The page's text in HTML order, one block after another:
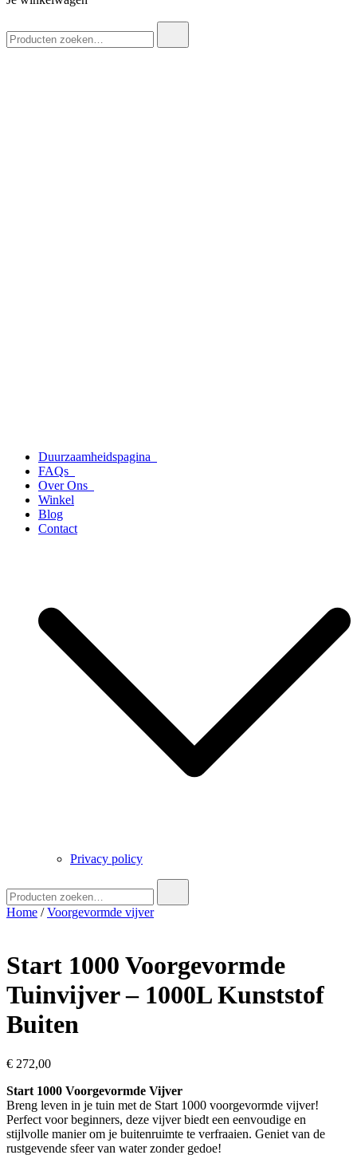
naar:
Duurzaamheidspagina
FAQs
Over Ons
Winkel
Blog
Contact
Privacy policy
naar:
Home /Voorgevormde vijver
Start 1000 Voorgevormde
Tuinvijver – 1000L Kunststof
Buiten
€ 272,00
Start 1000 Voorgevormde Vijver
Breng leven in je tuin met de Start 1000 voorgevormde vijver!
Perfect voor beginners, deze vijver biedt een eenvoudige en
stijlvolle manier om je buitenruimte te verfraaien. Geniet van de
rustgevende sfeer van water zonder gedoe!